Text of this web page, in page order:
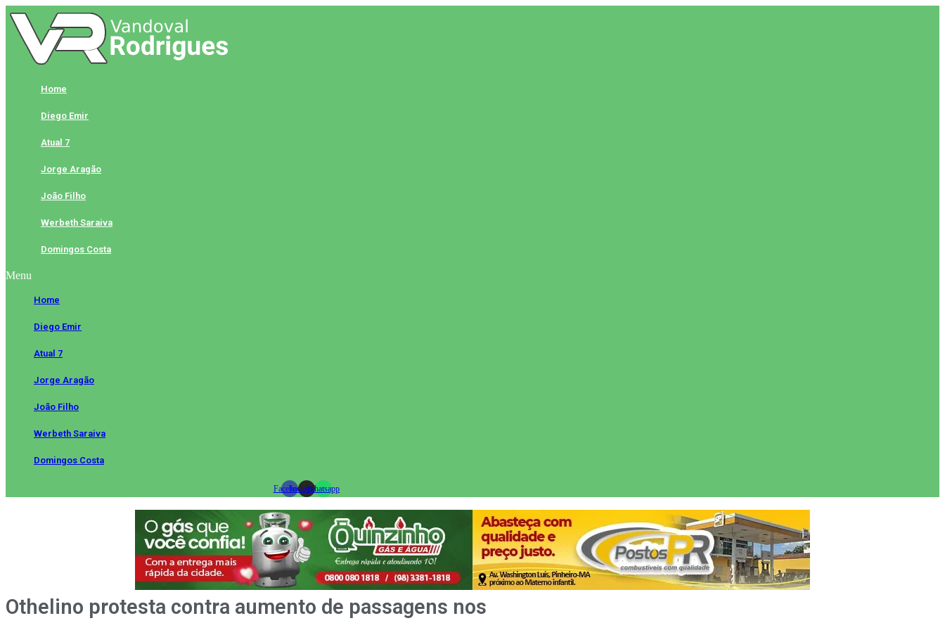
Skip
to
content
Home
Diego Emir
Atual 7
Jorge Aragão
João Filho
Werbeth Saraiva
Domingos Costa
Menu
Home
Diego Emir
Atual 7
Jorge Aragão
João Filho
Werbeth Saraiva
Domingos Costa
FacebookInstagramWhatsapp
Othelino protesta contra aumento de passagens nos